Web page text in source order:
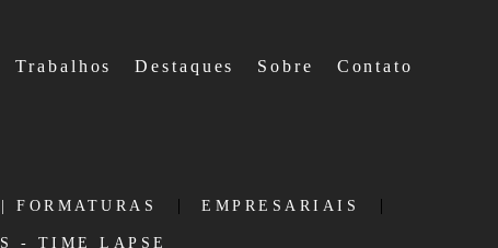
Trabalhos Destaques Sobre Contato
EMPRESARIAIS
- TIME LAPSE